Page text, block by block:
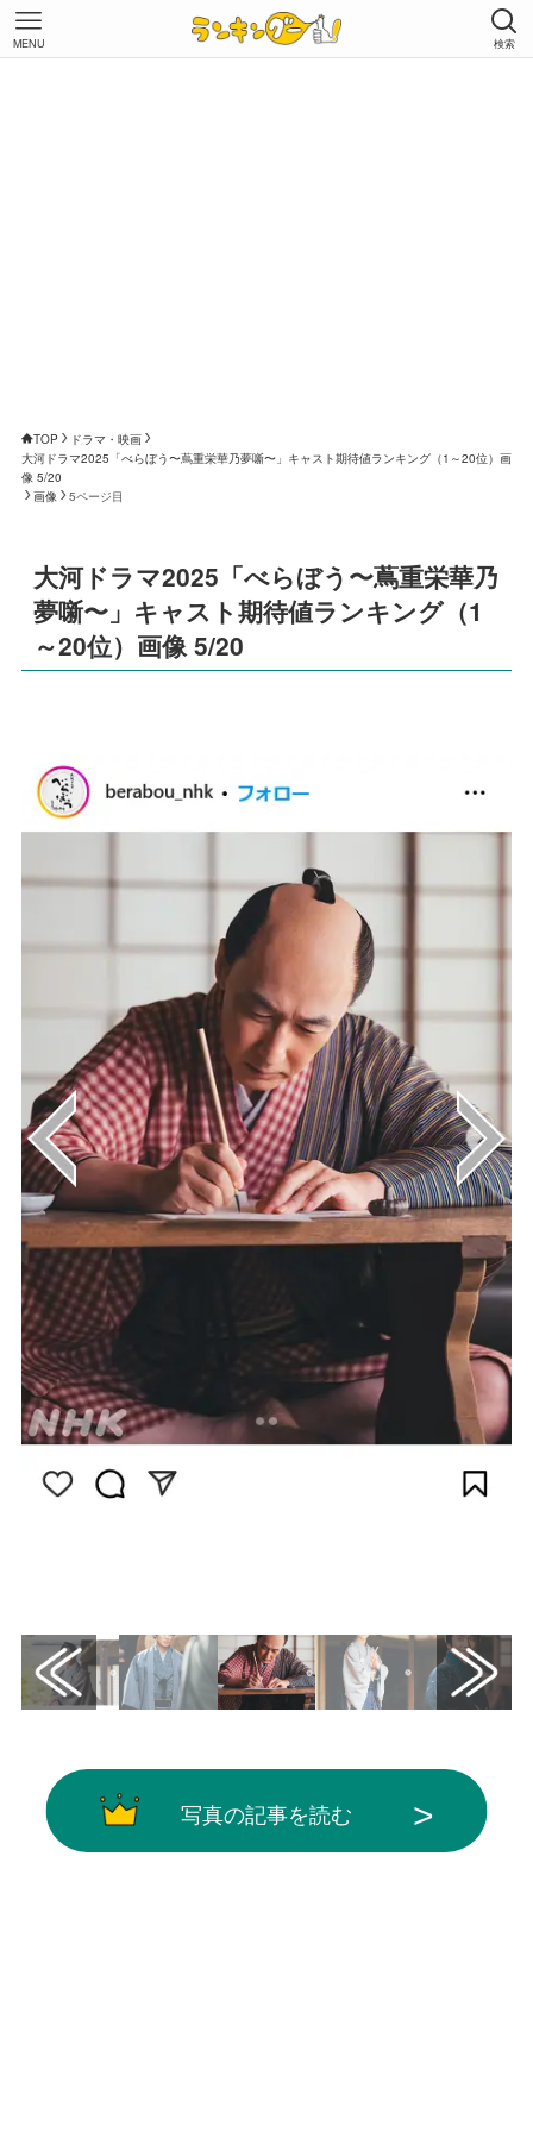
検索
MENU
TOP
ドラマ・映画
大河ドラマ2025「べらぼう〜蔦重栄華乃夢噺〜」キャスト期待値ランキング（1～20位）画
像 5/20
画像
5ページ目
大河ドラマ2025「べらぼう〜蔦重栄華乃
夢噺〜」キャスト期待値ランキング（1
～20位）画像 5/20
写真の記事を読む